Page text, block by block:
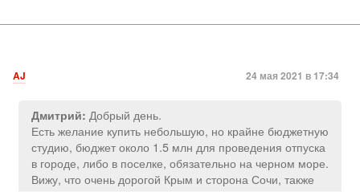
AJ 24 мая 2021 в 17:34
Дмитрий: Добрый день.
Есть желание купить небольшую, но крайне бюджетную
студию, бюджет около 1.5 млн для проведения отпуска
в городе, либо в поселке, обязательно на черном море.
Вижу, что очень дорогой Крым и сторона Сочи, также